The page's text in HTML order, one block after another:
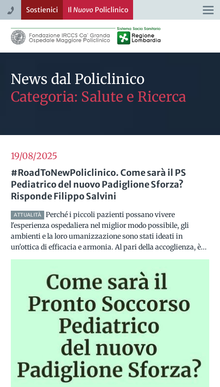
Sostienici Il NuovoPoliclinico
News dal Policlinico
Categoria: Salute e Ricerca
19/082025
#RoadToNewPoliclinico. Come sarà il PS
Pediatrico del nuovo Padiglione Sforza?
Risponde Filippo Salvini
ATTUALITÀ
Perché i piccoli pazienti possano vivere
l'esperienza ospedaliera nel miglior modo possibile, gli
ambienti e la loro umanizzazione sono stati ideati in
un'ottica di efficacia e armonia. Al pari della accoglienza, è...